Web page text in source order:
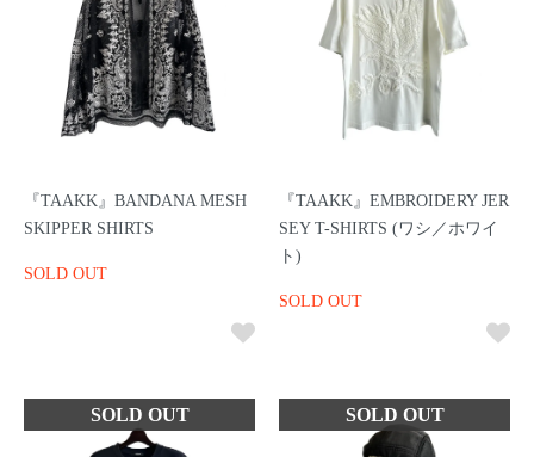
『TAAKK』BANDANA MESH
SKIPPER SHIRTS
SOLD OUT
『TAAKK』EMBROIDERY JER
SEY T-SHIRTS (ワシ／ホワイ
ト)
SOLD OUT